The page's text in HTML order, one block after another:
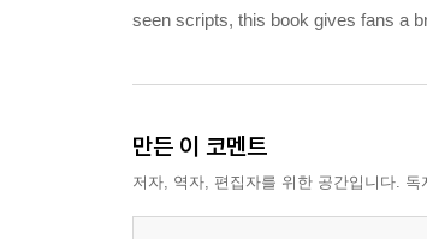
seen scripts, this book gives fans a
만든 이 코멘트
저자, 역자, 편집자를 위한 공간입니다.